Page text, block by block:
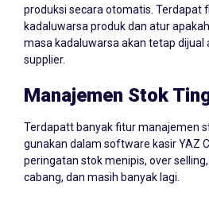
produksi secara otomatis. Terdapat
kadaluwarsa produk dan atur
masa kadaluwarsa akan tetap dijual
supplier.
Manajemen Stok
Terdapatt banyak fitur manajemen
gunakan dalam software kasir YAZ
peringatan stok menipis, over
cabang, dan masih banyak lagi.